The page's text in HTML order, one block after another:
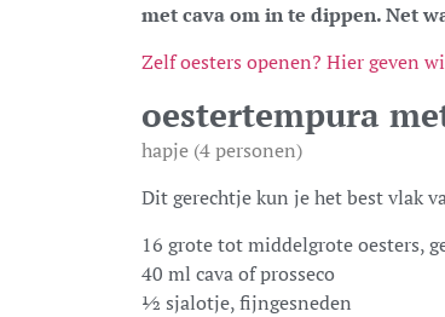
met cava om in te dippen. Net
Zelf oesters openen? Hier geven
oestertempura
hapje (4 personen)
Dit gerechtje kun je het best vlak
16 grote tot middelgrote oesters,
40 ml cava of prosseco
½ sjalotje, fijngesneden